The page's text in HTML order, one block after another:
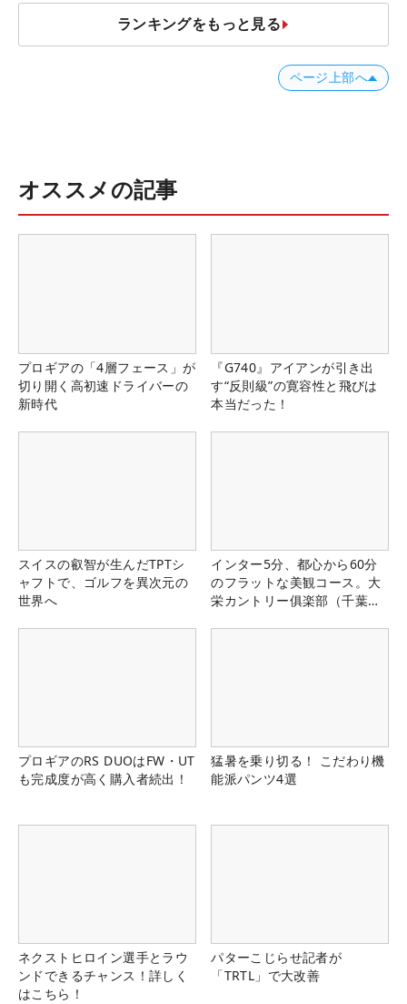
ランキングをもっと見る
ページ上部へ
オススメの記事
プロギアの「4層フェース」が
切り開く高初速ドライバーの
新時代
『G740』アイアンが引き出
す“反則級”の寛容性と飛びは
本当だった！
スイスの叡智が生んだTPTシ
ャフトで、ゴルフを異次元の
世界へ
インター5分、都心から60分
のフラットな美観コース。大
栄カントリー俱楽部（千葉
プロギアのRS DUOはFW・UT
も完成度が高く購入者続出！
猛暑を乗り切る！ こだわり機
能派パンツ4選
ネクストヒロイン選手とラウ
ンドできるチャンス！詳しく
はこちら！
パターこじらせ記者が
「TRTL」で大改善